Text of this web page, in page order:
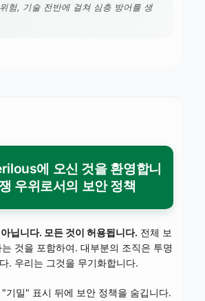
험, 기술 전반에 걸쳐 심층 방어를 생
에 오신 것을 환영합니
우위로서의 보안 정책
닙니다. 모든 것이 허용됩니다. 전체 보
것을 포함하여. 대부분의 조직은 투명
. 우리는 그것을 무기화합니다.
기밀" 표시 뒤에 보안 정책을 숨깁니다.